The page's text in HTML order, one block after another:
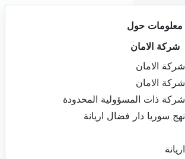
معلومات حول
شركة الامان
شركة الامان
شركة الامان
شركة ذات المسؤولية المحدودة
نهج سوريا دار فضال اريانة
اريانة